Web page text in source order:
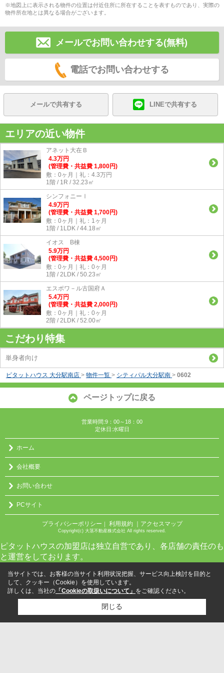
※地図上に表示される物件の位置は付近住所に所在することを表すものであり、実際の
物件所在地とは異なる場合がございます。
メールでお問い合わせする(無料)
電話でお問い合わせする
メールで共有する LINEで共有する
エリアの近い物件
アネット大在Ｂ
4.3万円
(管理費・共益費 1,800円)
敷：0ヶ月｜礼：4.3万円
1階 / 1R / 32.23㎡
シンフォニーⅠ
4.9万円
(管理費・共益費 1,700円)
敷：0ヶ月｜礼：1ヶ月
1階 / 1LDK / 44.18㎡
イオス B棟
5.9万円
(管理費・共益費 4,500円)
敷：0ヶ月｜礼：0ヶ月
1階 / 2LDK / 50.23㎡
エスポワ－ル古国府Ａ
5.4万円
(管理費・共益費 2,000円)
敷：0ヶ月｜礼：0ヶ月
2階 / 2LDK / 52.00㎡
こだわり特集
単身者向け
ピタットハウス 大分駅南店 > 物件一覧 > シティパル大分駅南 > 0602
ページトップに戻る
営業時間:9：00～18：00
定休日:水曜日
ホーム
会社概要
お問い合わせ
PCサイト
プライバシーポリシー ｜ 利用規約 ｜アクセスマップ
Copyright(c) 大茎不動産株式会社 All rights reserved.
ピタットハウスの加盟店は独立自営であり、各店舗の責任のも
と運営をしております。
当サイトでは、お客様の当サイト利用状況把握、サービス向上検討を目的と
して、クッキー（Cookie）を使用しています。
詳しくは、当社の 「Cookieの取扱いについて」 をご確認ください。
閉じる